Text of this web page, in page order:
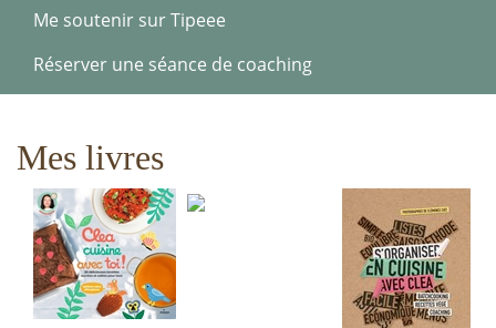
Me soutenir sur Tipeee
Réserver une séance de coaching
Mes livres